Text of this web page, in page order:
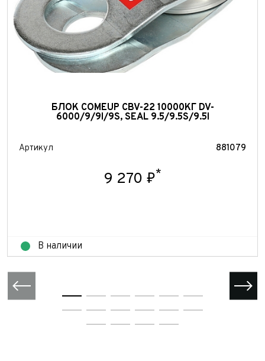
БЛОК COMEUP CBV-22 10000КГ DV-
6000/9/9I/9S, SEAL 9.5/9.5S/9.5I
Артикул 881079
9 270 ₽*
В наличии